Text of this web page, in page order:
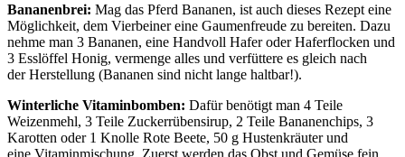
Bananenbrei: Mag das Pferd Bananen, ist auch dieses Rezept eine
Möglichkeit, dem Vierbeiner eine Gaumenfreude zu bereiten. Dazu
nehme man 3 Bananen, eine Handvoll Hafer oder Haferflocken und
3 Esslöffel Honig, vermenge alles und verfüttere es gleich nach
der Herstellung (Bananen sind nicht lange haltbar!).
Winterliche Vitaminbomben: Dafür benötigt man 4 Teile
Weizenmehl, 3 Teile Zuckerrübensirup, 2 Teile Bananenchips, 3
Karotten oder 1 Knolle Rote Beete, 50 g Hustenkräuter und
eine Vitaminmischung. Zuerst werden das Obst und Gemüse fein